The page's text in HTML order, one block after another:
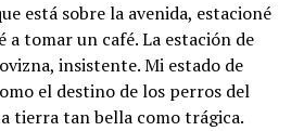
está sobre la avenida, estacioné
a tomar un café. La estación de
insistente. Mi estado de
el destino de los perros del
tierra tan bella como trágica.